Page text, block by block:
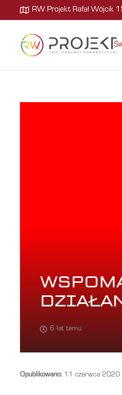
RW Projekt Rafał Wójcik
6 lat temu
Opublikowano: 11 czerwca 2020